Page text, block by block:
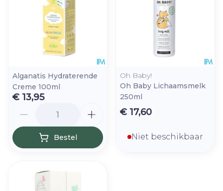
Alganatis Hydraterende
Creme 100ml
€ 13,95
Bestel
Oh Baby!
Oh Baby Lichaamsmelk
250ml
€ 17,60
Niet beschikbaar